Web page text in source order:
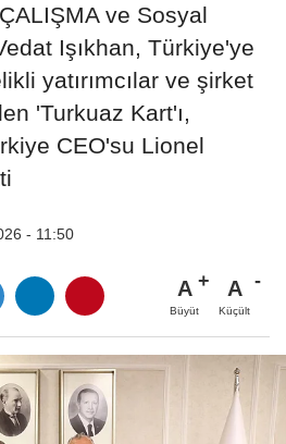
ve Sosyal
Işıkhan, Türkiye'ye
yatırımcılar ve şirket
'Turkuaz Kart'ı,
CEO'su Lionel
- 11:50
A
Büyüt
A
Küçült